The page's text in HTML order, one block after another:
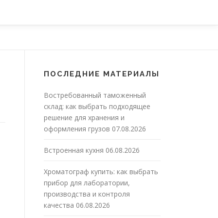
ПОСЛЕДНИЕ МАТЕРИАЛЫ
Востребованный таможенный
склад: как выбрать подходящее
решение для хранения и
оформления грузов 07.08.2026
Встроенная кухня 06.08.2026
Хроматограф купить: как выбрать
прибор для лаборатории,
производства и контроля
качества 06.08.2026